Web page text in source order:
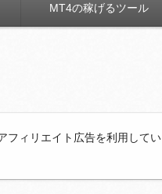
MT4の稼げるツール
フィリエイト広告を利用してい